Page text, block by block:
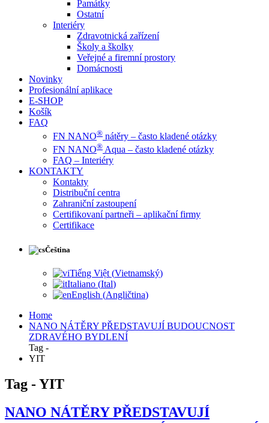
Památky
Ostatní
Interiéry
Zdravotnická zařízení
Školy a školky
Veřejné a firemní prostory
Domácnosti
Novinky
Profesionální aplikace
E-SHOP
Košík
FAQ
FN NANO® nátěry – často kladené otázky
FN NANO® Aqua – často kladené otázky
FAQ – Interiéry
KONTAKTY
Kontakty
Distribuční centra
Zahraniční zastoupení
Certifikovaní partneři – aplikační firmy
Certifikace
Čeština
Tiếng Việt (Vietnamský)
Italiano (Ital)
English (Angličtina)
Home
NANO NÁTĚRY PŘEDSTAVUJÍ BUDOUCNOST
ZDRAVÉHO BYDLENÍ
Tag -
YIT
Tag - YIT
NANO NÁTĚRY PŘEDSTAVUJÍ